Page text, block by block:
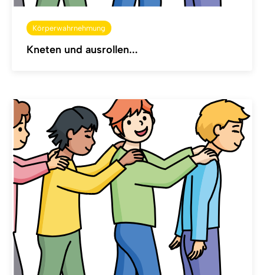
Körperwahrnehmung
Kneten und ausrollen...